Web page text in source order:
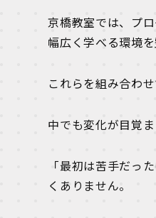
京橋教室では、プ
幅広く学べる環境を
これらを組み合わ
中でも変化が目覚
「最初は苦手だっ
くありません。